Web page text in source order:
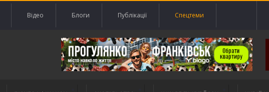
Відео Блоги Публікації Спецтеми